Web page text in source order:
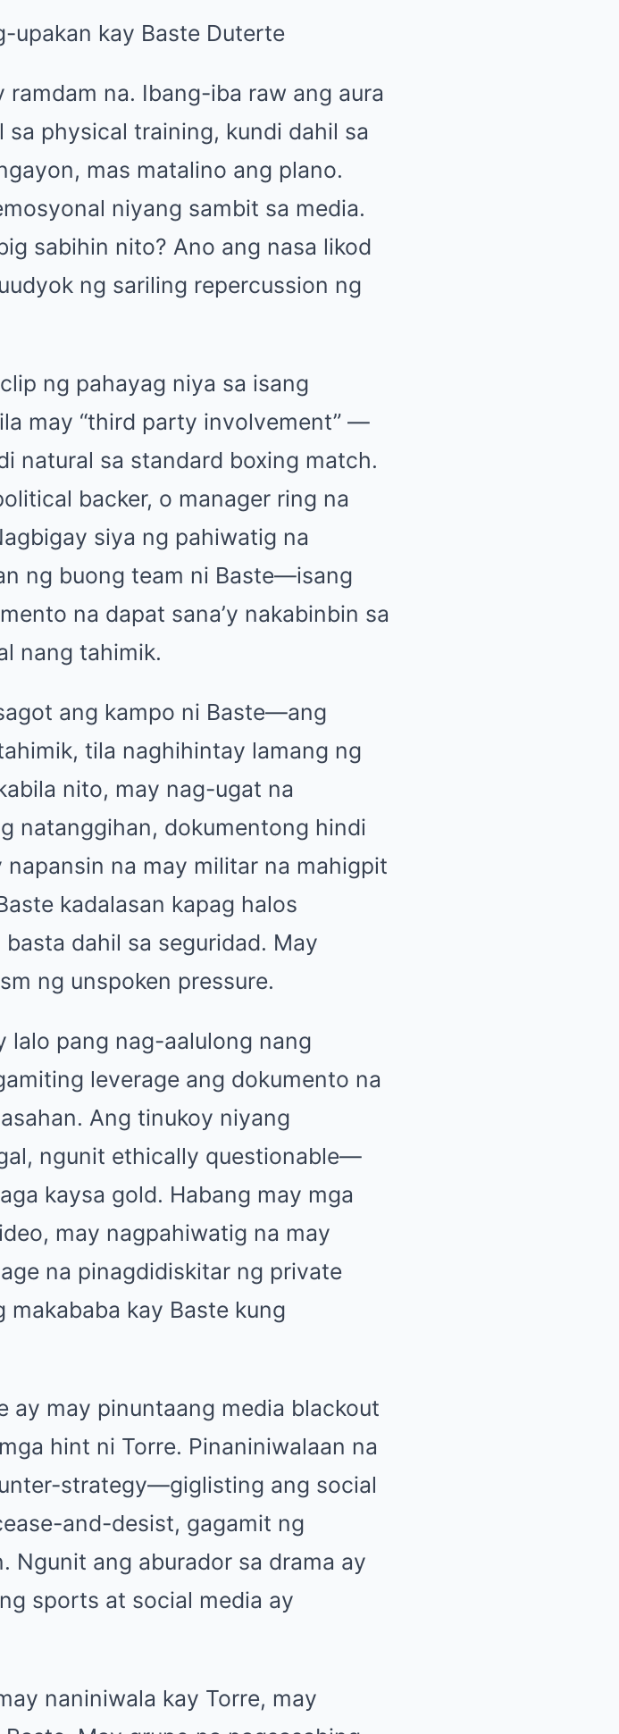
na. Ibang-iba raw ang aura
physical training, kundi dahil sa
mas matalino ang plano.
niyang sambit sa media.
sabihin nito? Ano ang nasa likod
ng sariling repercussion ng
ng pahayag niya sa isang
may “third party involvement” —
natural sa standard boxing match.
backer, o manager ring na
siya ng pahiwatig na
ng buong team ni Baste—isang
na dapat sana’y nakabinbin sa
nang tahimik.
ang kampo ni Baste—ang
tila naghihintay lamang ng
nito, may nag-ugat na
natanggihan, dokumentong hindi
na may militar na mahigpit
kadalasan kapag halos
dahil sa seguridad. May
ng unspoken pressure.
lalo pang nag-aalulong nang
leverage ang dokumento na
Ang tinukoy niyang
ngunit ethically questionable—
kaysa gold. Habang may mga
may nagpahiwatig na may
na pinagdidiskitar ng private
kay Baste kung
ay may pinuntaang media blackout
hint ni Torre. Pinaniniwalaan na
strategy—giglisting ang social
and-desist, gagamit ng
Ngunit ang aburador sa drama ay
sports at social media ay
naniniwala kay Torre, may